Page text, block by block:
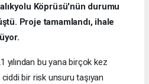
Köprüsü'nün durumu
Proje tamamlandı, ihale
yılından bu yana birçok kez
bir risk unsuru taşıyan